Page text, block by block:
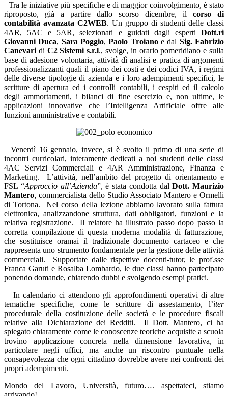
Tra le iniziative più specifiche e di maggior coinvolgimento, è stato
riproposto, già a partire dallo scorso dicembre, il corso di
contabilità avanzata C2WEB. Un gruppo di studenti delle classi
4AR, 5AC e 5AR, selezionati e guidati dagli esperti Dott.ri
Giovanni Duca, Sara Poggio,Paolo Troianoe dal Sig. Fabrizio
Canevari di C2 Sistemi s.r.l., svolge, in orario pomeridiano e sulla
base di adesione volontaria, attività dì analisi e pratica di argomenti
professionalizzanti quali il piano dei costi e dei codici IVA, i regimi
delle diverse tipologie di azienda e i loro adempimenti specifici, le
scritture di apertura ed i controlli contabili, i cespiti ed il calcolo
degli ammortamenti, i bilanci di fine esercizio e, non ultime, le
applicazioni innovative che l’Intelligenza Artificiale offre alle
funzioni amministrative e contabili.
Venerdì 16 gennaio, invece, si è svolto il primo di una serie di
incontri curricolari, interamente dedicati a noi studenti delle classi
4AC Servizi Commerciali e 4AR Amministrazione, Finanza e
Marketing.
L’attività, nell’ambito del progetto di orientamento e
FSL “Approccio all’Azienda”, è stata condotta dalDott. Maurizio
Mantero, commercialista dello Studio Associato Mantero e Ormelli
di Tortona.
Nel corso della lezione abbiamo lavorato sulla fattura
elettronica, analizzandone struttura, dati obbligatori, funzioni e la
relativa registrazione.
Il relatore ha illustrato passo dopo passo la
corretta compilazione di questa moderna modalità di fatturazione,
che sostituisce oramai il tradizionale documento cartaceo e che
rappresenta uno strumento fondamentale per la gestione delle attività
commerciali.
Supportate dalle rispettive docenti-tutor, le prof.sse
Franca Garuti e Rosalba Lombardo, le due classi hanno partecipato
ponendo domande, chiarendo dubbi e svolgendo esempi pratici.
In calendario ci attendono gli approfondimenti operativi di altre
tematiche specifiche, come le scritture di assestamento, l’iter
procedurale della costituzione delle società e le procedure fiscali
relative alla Dichiarazione dei Redditi.
Il Dott. Mantero, ci ha
spiegato chiaramente come le conoscenze teoriche acquisite a scuola
trovino applicazione concreta nella dimensione lavorativa, in
particolare negli uffici, ma anche un riscontro puntuale nella
consapevolezza che ogni cittadino dovrebbe avere nei confronti dei
propri adempimenti.
Mondo del Lavoro, Università, futuro…. aspettateci, stiamo